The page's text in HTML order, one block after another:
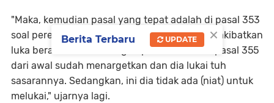
"Maka, kemudian pasal yang tepat adalah di pasal 353
soal perencanaan, penganiayaan yang mengakibatkan
luka berat. Berbeda dengan pasa 355, kalau pasal 355
dari awal sudah menargetkan dan dia lukai tuh
sasarannya. Sedangkan, ini dia tidak ada (niat) untuk
melukai," ujarnya lagi.
×
Berita Terbaru UPDATE